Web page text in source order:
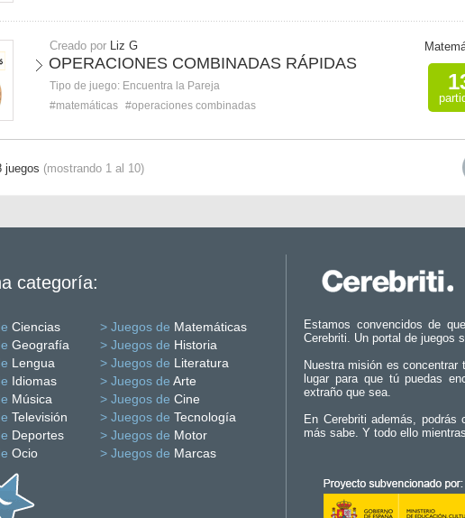
Creado por Liz G
OPERACIONES COMBINADAS RÁPIDAS
Tipo de juego: Encuentra la Pareja
#matemáticas #operaciones combinadas
juegos (mostrando 1 al 10)
categoría:
Ciencias > Juegos de Matemáticas
Geografía > Juegos de Historia
Lengua > Juegos de Literatura
Idiomas > Juegos de Arte
Música > Juegos de Cine
Televisión > Juegos de Tecnología
Deportes > Juegos de Motor
Ocio > Juegos de Marcas
Estamos convencidos de
Cerebriti. Un portal de juegos
Nuestra misión es
lugar para que tú puedas
extraño que sea.
En Cerebriti además,
más sabe. Y todo ello